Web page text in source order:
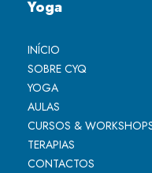
Yoga
INÍCIO
SOBRE CYQ
YOGA
AULAS
CURSOS &
TERAPIAS
CONTACTOS